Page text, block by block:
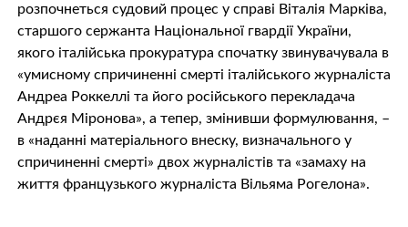
розпочнеться судовий процес у справі Віталія Марківа,
старшого сержанта Національної гвардії України,
якого італійська прокуратура спочатку звинувачувала в
«умисному спричиненні смерті італійського журналіста
Андреа Роккеллі та його російського перекладача
Андрєя Міронова», а тепер, змінивши формулювання, –
в «наданні матеріального внеску, визначального у
спричиненні смерті» двох журналістів та «замаху на
життя французького журналіста Вільяма Рогелона».